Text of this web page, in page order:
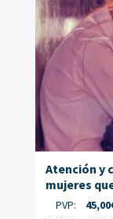
Atención y
mujeres
PVP: 45,00